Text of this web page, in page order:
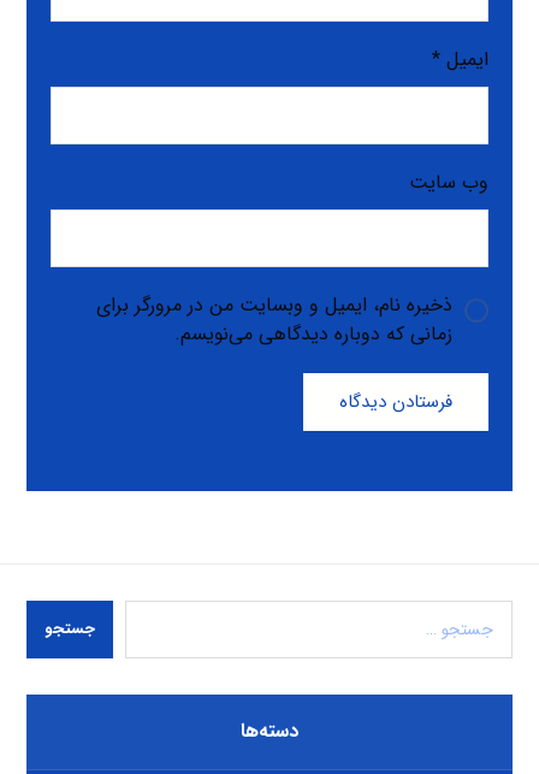
ایمیل*
وب‌ سایت
ذخیره نام، ایمیل و وبسایت من در مرورگر برای
زمانی که دوباره دیدگاهی می‌نویسم.
فرستادن دیدگاه
جستجو
دسته‌ها